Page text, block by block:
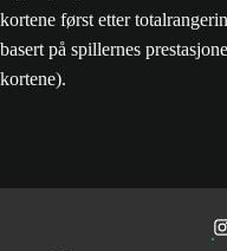
kortene først etter
basert på spillernes
kortene).